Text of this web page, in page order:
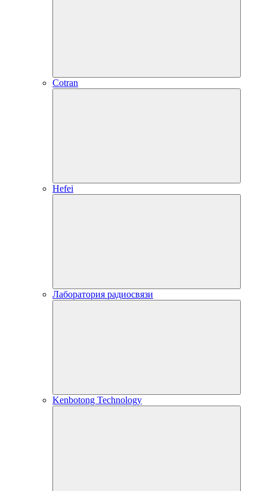
Cotran
Hefei
Лаборатория радиосвязи
Kenbotong Technology